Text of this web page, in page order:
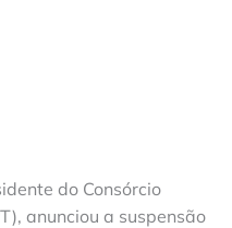
do Consórcio
anunciou a suspensão